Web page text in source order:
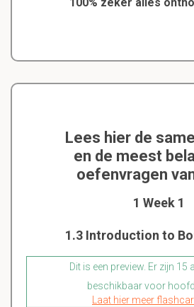
100% zeker alles
Lees hier de
en de meest
oefenvragen
1 Week 1
1.3 Introduction to
Dit is een preview. Er zijn
beschikbaar voor
Laat hier meer